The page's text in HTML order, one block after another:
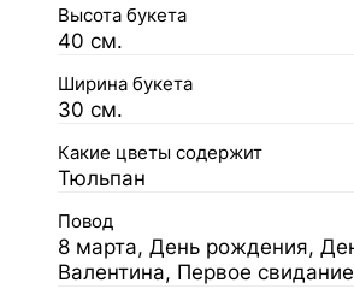
Высота букета
40 см.
Ширина букета
30 см.
Какие цветы содержит
Тюльпан
Повод
8 марта, День рождения,
Валентина, Первое свидание